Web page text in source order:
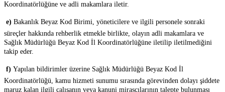
Koordinatörlüğüne ve adli makamlara iletir.
e) Bakanlık Beyaz Kod Birimi, yöneticilere ve ilgili personele sonraki
süreçler hakkında rehberlik etmekle birlikte, olayın adli makamlara ve
Sağlık Müdürlüğü Beyaz Kod İl Koordinatörlüğüne iletilip iletilmediğini
takip eder.
f) Yapılan bildirimler üzerine Sağlık Müdürlüğü Beyaz Kod İl
Koordinatörlüğü, kamu hizmeti sunumu sırasında görevinden dolayı şiddete
maruz kalan ilgili çalışanın veya kanuni mirasçılarının talepte bulunması